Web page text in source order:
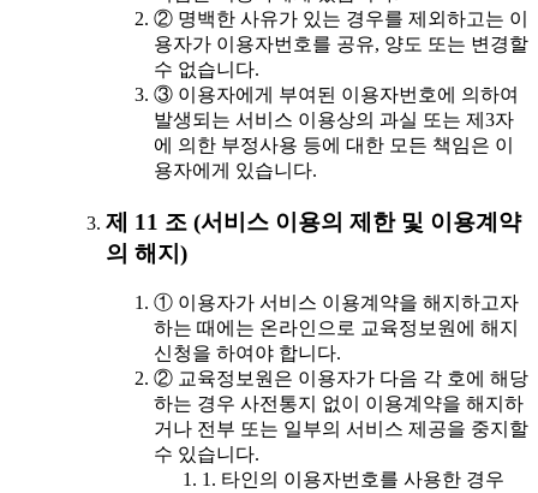
② 명백한 사유가 있는 경우를 제외하고는 이
용자가 이용자번호를 공유, 양도 또는 변경할
수 없습니다.
③ 이용자에게 부여된 이용자번호에 의하여
발생되는 서비스 이용상의 과실 또는 제3자
에 의한 부정사용 등에 대한 모든 책임은 이
용자에게 있습니다.
제 11 조 (서비스 이용의 제한 및 이용계약
의 해지)
① 이용자가 서비스 이용계약을 해지하고자
하는 때에는 온라인으로 교육정보원에 해지
신청을 하여야 합니다.
② 교육정보원은 이용자가 다음 각 호에 해당
하는 경우 사전통지 없이 이용계약을 해지하
거나 전부 또는 일부의 서비스 제공을 중지할
수 있습니다.
1. 타인의 이용자번호를 사용한 경우